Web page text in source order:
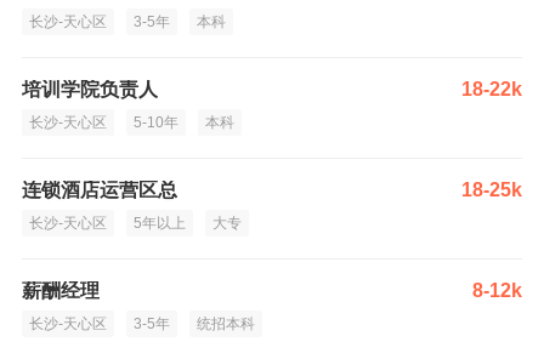
长沙-天心区 3-5年 本科
培训学院负责人 18-22k
长沙-天心区 5-10年 本科
连锁酒店运营区总 18-25k
长沙-天心区 5年以上 大专
薪酬经理 8-12k
长沙-天心区 3-5年 统招本科